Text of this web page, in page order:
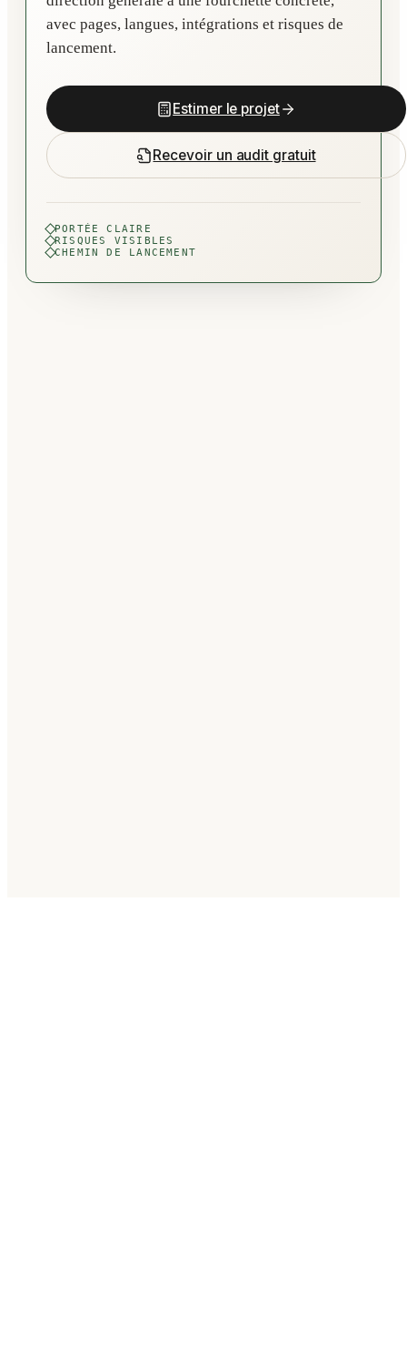
avec pages, langues, intégrations et risques de
lancement.
Estimer le projet
Recevoir un audit gratuit
PORTÉE CLAIRE
RISQUES VISIBLES
CHEMIN DE LANCEMENT